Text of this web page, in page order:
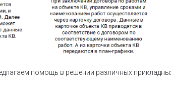
помощь в решении различных